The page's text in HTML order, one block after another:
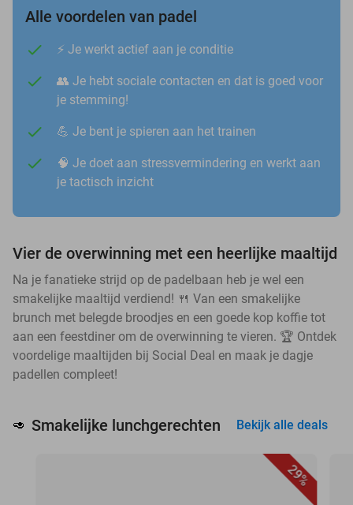
Alle voordelen van padel
⚡️ Je werkt actief aan je conditie
👥 Je hebt sociale contacten en dat is goed voor
je stemming!
💪 Je bent je spieren aan het trainen
🧠 Je doet aan stressvermindering en werkt aan
je tactisch inzicht
Vier de overwinning met een heerlijke maaltijd
Na je fanatieke strijd op de padelbaan heb je wel een
smakelijke maaltijd verdiend! 🍴 Van een smakelijke
brunch met belegde broodjes en een goede kop koffie tot
aan een feestdiner om de overwinning te vieren. 🏆 Ontdek
voordelige maaltijden bij Social Deal en maak je dagje
padellen compleet!
🥑 Smakelijke lunchgerechten Bekijk alle deals
29%